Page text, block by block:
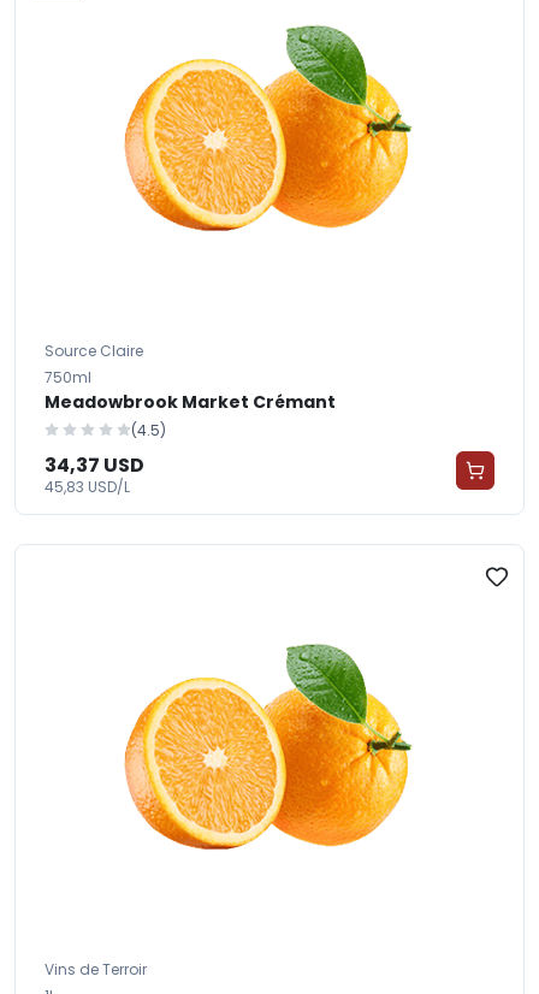
Source Claire
750ml
Meadowbrook Market Crémant
(4.5)
34,37 USD
45,83 USD/L
Vins de Terroir